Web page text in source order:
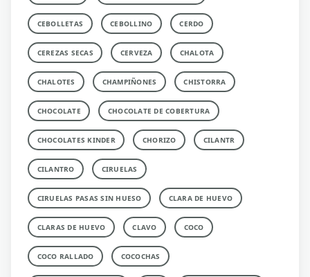
CEBOLLETAS CEBOLLINO CERDO
CEREZAS SECAS CERVEZA CHALOTA
CHALOTES CHAMPIÑONES CHISTORRA
CHOCOLATE CHOCOLATE DE COBERTURA
CHOCOLATES KINDER CHORIZO CILANTR
CILANTRO CIRUELAS
CIRUELAS PASAS SIN HUESO CLARA DE HUEVO
CLARAS DE HUEVO CLAVO COCO
COCO RALLADO COCOCHAS